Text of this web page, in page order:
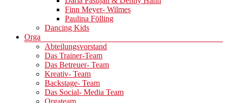
Finn Meyer- Wilmes
Paulina Fölling
Dancing Kids
Orga
Abteilungsvorstand
Das Trainer-Team
Das Betreuer- Team
Kreativ- Team
Backstage- Team
Das Social- Media Team